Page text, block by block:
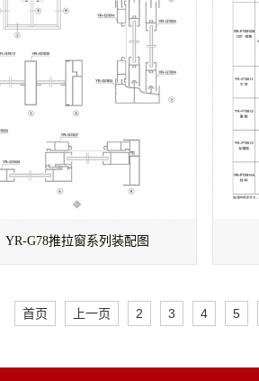
YR-G78推拉窗系列装配图
首页 上一页 2 3 4 5